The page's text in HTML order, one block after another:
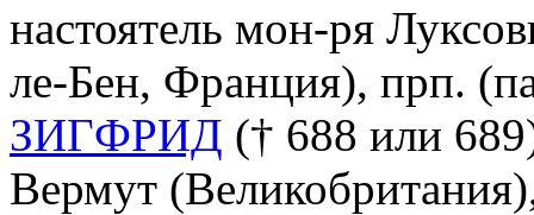
настоятель мон-ря
ле-Бен, Франция), прп.
ЗИГФРИД († 688 или
Вермут